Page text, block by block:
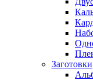
Заготовки